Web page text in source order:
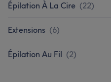
Épilation À La Cire (22)
Extensions (6)
Épilation Au Fil (2)